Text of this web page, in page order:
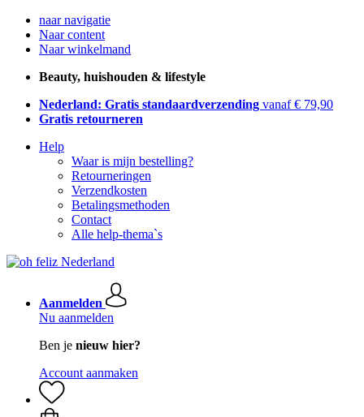
naar navigatie
Naar content
Naar winkelmand
Beauty, huishouden & lifestyle
Nederland: Gratis standaardverzending vanaf € 79,90
Gratis retourneren
Help
Waar is mijn bestelling?
Retourneringen
Verzendkosten
Betalingsmethoden
Contact
Alle help-thema`s
Aanmelden
Nu aanmelden
Ben je nieuw hier?
Account aanmaken